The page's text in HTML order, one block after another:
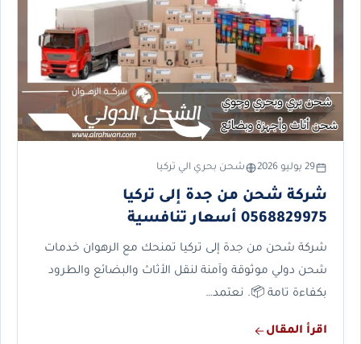
29 يوليو 2026 شحن بحري الي تركيا
شركة شحن من جدة إلى تركيا
0568829975 أسعار تنافسية
شركة شحن من جدة إلى تركيا تمنحك مع الرهوان خدمات
شحن دولي موثوقة وآمنة لنقل الأثاث والبضائع والطرود
بكفاءة تامة 📦. نعتمد…
اقرأ المقال